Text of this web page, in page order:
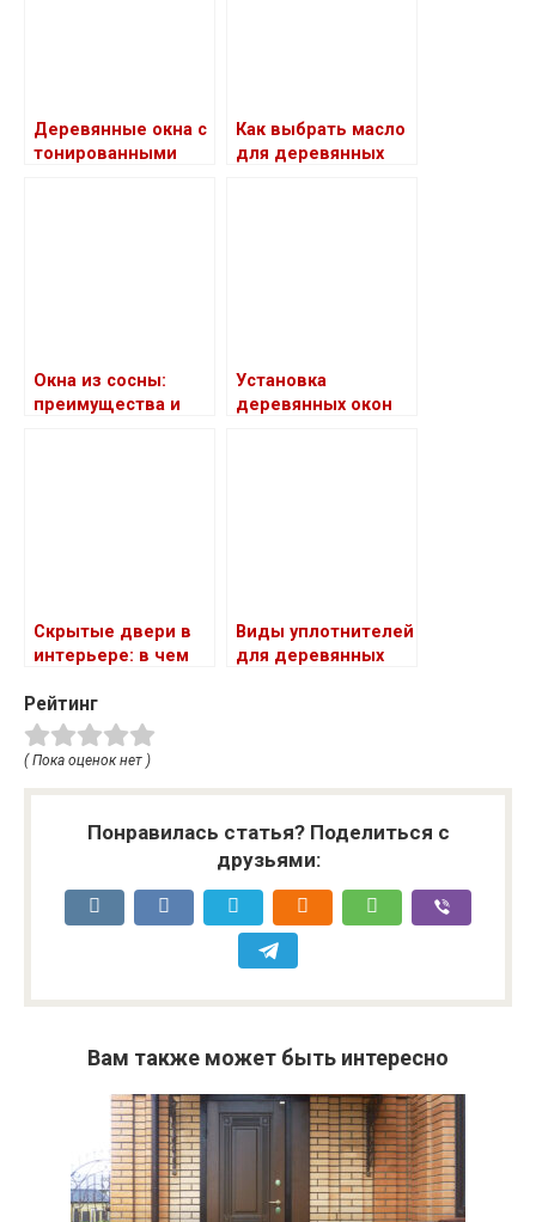
Деревянные окна с
тонированными
Как выбрать масло
для деревянных
Окна из сосны:
преимущества и
Установка
деревянных окон
Скрытые двери в
интерьере: в чем
Виды уплотнителей
для деревянных
Рейтинг
( Пока оценок нет )
Понравилась статья? Поделиться с
друзьями:
Вам также может быть интересно